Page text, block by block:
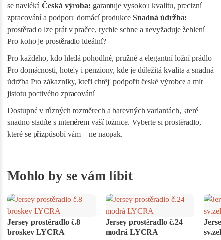
se navléká Česká výroba: garantuje vysokou kvalitu, precizní
zpracování a podporu domácí produkce Snadná údržba:
prostěradlo lze prát v pračce, rychle schne a nevyžaduje žehlení
Pro koho je prostěradlo ideální?
Pro každého, kdo hledá pohodlné, pružné a elegantní ložní prádlo
Pro domácnosti, hotely i penziony, kde je důležitá kvalita a snadná
údržba Pro zákazníky, kteří chtějí podpořit české výrobce a mít
jistotu poctivého zpracování
Dostupné v různých rozměrech a barevných variantách, které
snadno sladíte s interiérem vaší ložnice. Vyberte si prostěradlo,
které se přizpůsobí vám – ne naopak.
Mohlo by se vám líbit
Jersey prostěradlo č.8
broskev LYCRA
Jersey prostěradlo č.24
modrá LYCRA